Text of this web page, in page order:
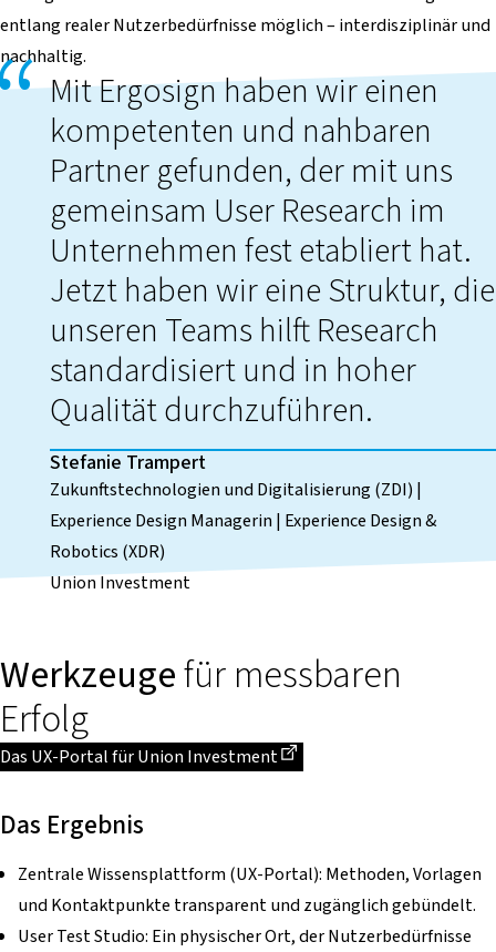
entlang realer Nutzerbedürfnisse möglich – interdisziplinär und
nachhaltig.
Mit Ergosign haben wir einen
kompetenten und nahbaren
Partner gefunden, der mit uns
gemeinsam User Research im
Unternehmen fest etabliert hat.
Jetzt haben wir eine Struktur, die
unseren Teams hilft Research
standardisiert und in hoher
Qualität durchzuführen.
Stefanie Trampert
Zukunftstechnologien und Digitalisierung (ZDI) |
Experience Design Managerin | Experience Design &
Robotics (XDR)
Union Investment
Werkzeugefür messbaren
Erfolg
Das UX-Portal für Union Investment
Dieser Link führt zu einer externen Seite
Das Ergebnis
Zentrale Wissensplattform (UX-Portal): Methoden, Vorlagen
und Kontaktpunkte transparent und zugänglich gebündelt.
User Test Studio: Ein physischer Ort, der Nutzerbedürfnisse